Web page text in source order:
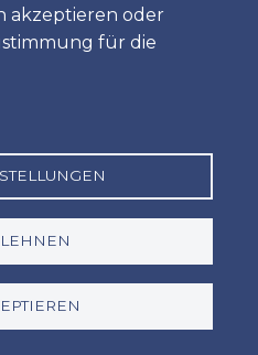
akzeptieren oder
für die